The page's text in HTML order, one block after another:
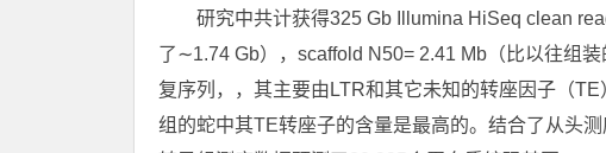
研究中共计获得325 Gb Illumina HiSeq clean
了∼1.74 Gb），scaffold N50= 2.41 Mb（比以往组
复序列，，其主要由LTR和其它未知的转座因子（
组的蛇中其TE转座子的含量是最高的。结合了从头